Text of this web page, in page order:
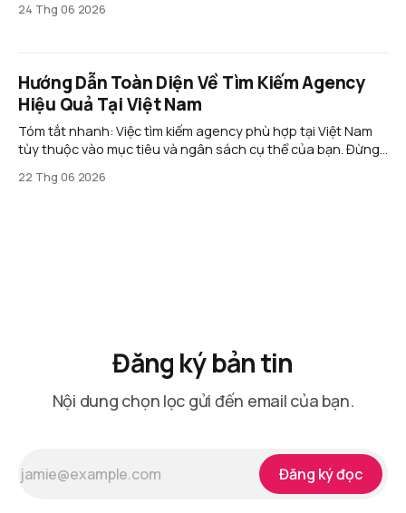
bám sát chính sách và mở rộng sang các nền tảng mới như
24 Thg 06 2026
Hướng Dẫn Toàn Diện Về Tìm Kiếm Agency
Hiệu Quả Tại Việt Nam
Tóm tắt nhanh: Việc tìm kiếm agency phù hợp tại Việt Nam
tùy thuộc vào mục tiêu và ngân sách cụ thể của bạn. Đừng
sách khách hàng lớn; thay vào đó, hãy tập trung vào các
22 Thg 06 2026
Đăng ký bản tin
Nội dung chọn lọc gửi đến email của bạn.
Đăng ký đọc